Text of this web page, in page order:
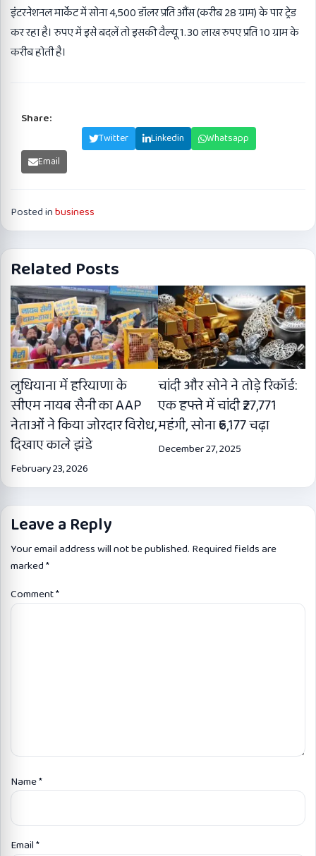
इंटरनेशनल मार्केट में सोना 4,500 डॉलर प्रति औंस (करीब 28 ग्राम) के पार ट्रेड
कर रहा है। रुपए में इसे बदलें तो इसकी वैल्यू 1.30 लाख रुपए प्रति 10 ग्राम के
करीब होती है।
Share:
Twitter Linkedin
Whatsapp
Email
Posted inbusiness
Related Posts
लुधियाना में हरियाणा के
सीएम नायब सैनी का AAP
नेताओं ने किया जोरदार विरोध,
दिखाए काले झंडे
February 23, 2026
चांदी और सोने ने तोड़े रिकॉर्ड:
एक हफ्ते में चांदी ₹27,771
महंगी, सोना ₹6,177 चढ़ा
December 27, 2025
Leave a Reply
Your email address will not be published. Required fields are
marked*
Comment*
Name*
Email*